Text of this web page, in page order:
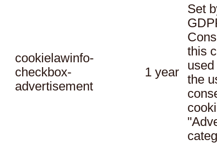
cookielawinfo-
checkbox-
advertisement
1 year
Set
this
the